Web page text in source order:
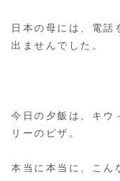
日本の母には、電話
出ませんでした。
今日の夕飯は、キウ
リーのピザ。
本当に本当に、こん